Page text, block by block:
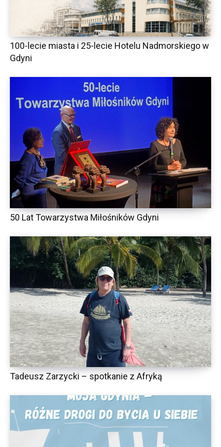
100-lecie miasta i 25-lecie Hotelu Nadmorskiego w
Gdyni
50 Lat Towarzystwa Miłośników Gdyni
Tadeusz Zarzycki – spotkanie z Afryką